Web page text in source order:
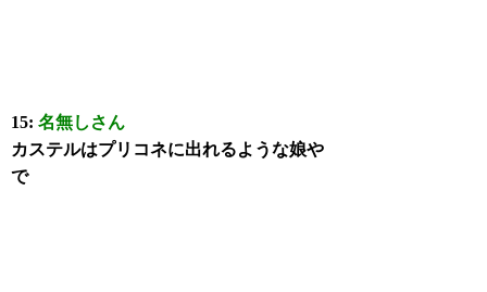
15:名無しさん
カステルはプリコネに出れるような娘や
で